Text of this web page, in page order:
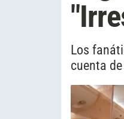
Los
cuenta